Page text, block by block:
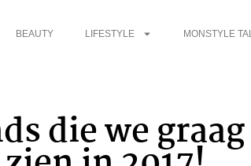
BEAUTY LIFESTYLE MONSTYLE
die we